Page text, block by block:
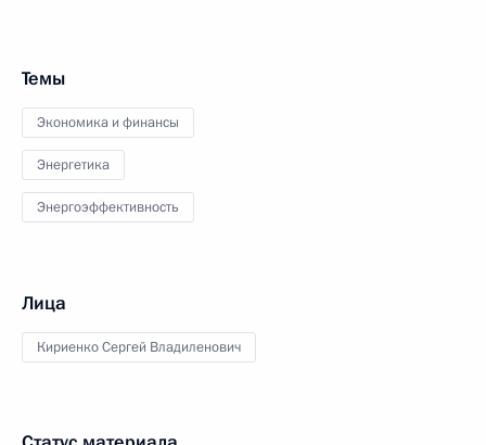
Темы
Экономика и финансы
Энергетика
Энергоэффективность
Лица
Кириенко Сергей Владиленович